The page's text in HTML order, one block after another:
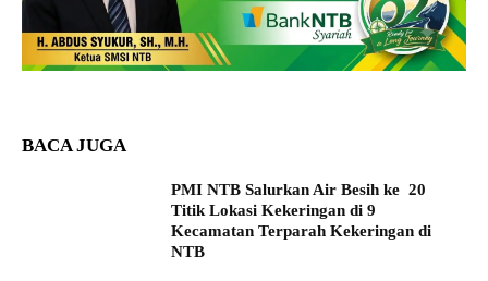
BACA JUGA
PMI NTB Salurkan Air Besih ke 20
Titik Lokasi Kekeringan di 9
Kecamatan Terparah Kekeringan di
NTB